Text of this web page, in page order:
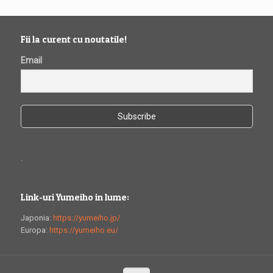
Fii la curent cu noutatile!
Email
.
Link-uri Yumeiho in lume:
Japonia: https://yumeiho.jp/
Europa: https://yumeiho.eu/